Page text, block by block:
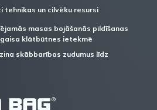
tehnikas un cilvēku resursi
masas bojāšanās pildīšanas
gaisa klātbūtnes ietekmē
skābbarības zudumus līdz